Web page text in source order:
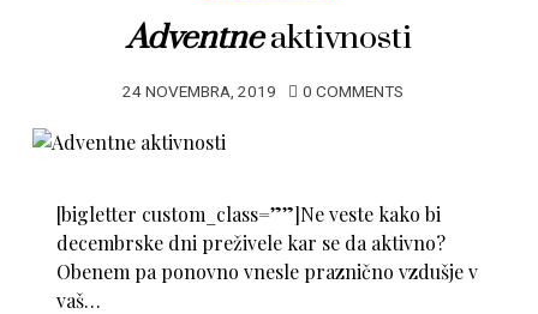
Adventneaktivnosti
24 NOVEMBRA, 2019 0 COMMENTS
[bigletter custom_class=””]Ne veste kako bi
decembrske dni preživele kar se da aktivno?
Obenem pa ponovno vnesle praznično vzdušje v
vaš…